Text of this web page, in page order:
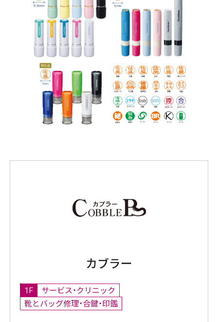
カブラー
1F
サービス・クリニック
靴とバッグ修理・合鍵・印鑑